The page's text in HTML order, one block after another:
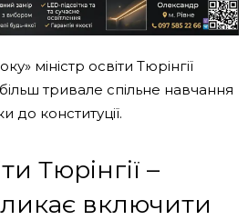
міністр освіти Тюрінгії
тривале спільне навчання
до конституції.
Тюрінгії –
включити